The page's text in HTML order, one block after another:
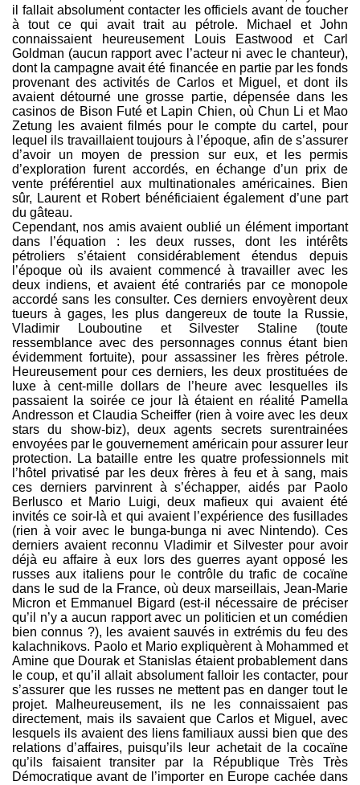
il fallait absolument contacter les officiels avant de toucher
à tout ce qui avait trait au pétrole. Michael et John
connaissaient heureusement Louis Eastwood et Carl
Goldman (aucun rapport avec l’acteur ni avec le chanteur),
dont la campagne avait été financée en partie par les fonds
provenant des activités de Carlos et Miguel, et dont ils
avaient détourné une grosse partie, dépensée dans les
casinos de Bison Futé et Lapin Chien, où Chun Li et Mao
Zetung les avaient filmés pour le compte du cartel, pour
lequel ils travaillaient toujours à l’époque, afin de s’assurer
d’avoir un moyen de pression sur eux, et les permis
d’exploration furent accordés, en échange d’un prix de
vente préférentiel aux multinationales américaines. Bien
sûr, Laurent et Robert bénéficiaient également d’une part
du gâteau.
Cependant, nos amis avaient oublié un élément important
dans l’équation : les deux russes, dont les intérêts
pétroliers s’étaient considérablement étendus depuis
l’époque où ils avaient commencé à travailler avec les
deux indiens, et avaient été contrariés par ce monopole
accordé sans les consulter. Ces derniers envoyèrent deux
tueurs à gages, les plus dangereux de toute la Russie,
Vladimir Louboutine et Silvester Staline (toute
ressemblance avec des personnages connus étant bien
évidemment fortuite), pour assassiner les frères pétrole.
Heureusement pour ces derniers, les deux prostituées de
luxe à cent-mille dollars de l’heure avec lesquelles ils
passaient la soirée ce jour là étaient en réalité Pamella
Andresson et Claudia Scheiffer (rien à voire avec les deux
stars du show-biz), deux agents secrets surentrainées
envoyées par le gouvernement américain pour assurer leur
protection. La bataille entre les quatre professionnels mit
l’hôtel privatisé par les deux frères à feu et à sang, mais
ces derniers parvinrent à s’échapper, aidés par Paolo
Berlusco et Mario Luigi, deux mafieux qui avaient été
invités ce soir-là et qui avaient l’expérience des fusillades
(rien à voir avec le bunga-bunga ni avec Nintendo). Ces
derniers avaient reconnu Vladimir et Silvester pour avoir
déjà eu affaire à eux lors des guerres ayant opposé les
russes aux italiens pour le contrôle du trafic de cocaïne
dans le sud de la France, où deux marseillais, Jean-Marie
Micron et Emmanuel Bigard (est-il nécessaire de préciser
qu’il n’y a aucun rapport avec un politicien et un comédien
bien connus ?), les avaient sauvés in extrémis du feu des
kalachnikovs. Paolo et Mario expliquèrent à Mohammed et
Amine que Dourak et Stanislas étaient probablement dans
le coup, et qu’il allait absolument falloir les contacter, pour
s’assurer que les russes ne mettent pas en danger tout le
projet. Malheureusement, ils ne les connaissaient pas
directement, mais ils savaient que Carlos et Miguel, avec
lesquels ils avaient des liens familiaux aussi bien que des
relations d’affaires, puisqu’ils leur achetait de la cocaïne
qu’ils faisaient transiter par la République Très Très
Démocratique avant de l’importer en Europe cachée dans